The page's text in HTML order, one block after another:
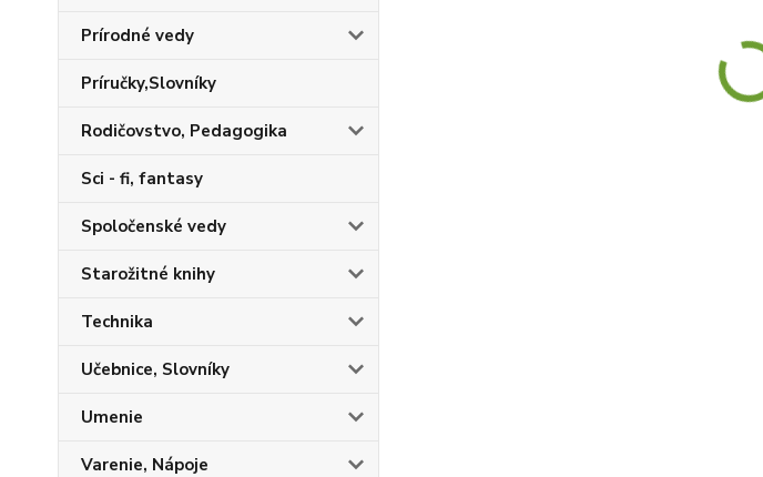
Prírodné vedy
Príručky,Slovníky
Rodičovstvo, Pedagogika
Sci - fi, fantasy
Spoločenské vedy
Starožitné knihy
Technika
Učebnice, Slovníky
Umenie
Varenie, Nápoje